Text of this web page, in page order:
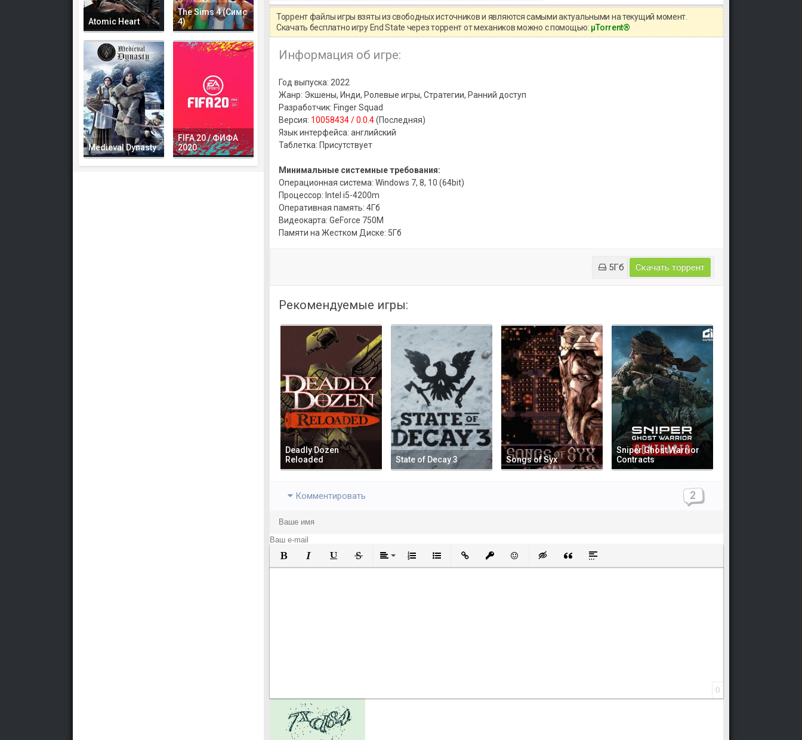
Торрент файлы игры взяты из свободных источников и являются самыми актуальными на текущий момент.
Скачать бесплатно игру End State через торрент от механиков можно с помощью: μTorrent®
Информация об игре:
Год выпуска: 2022
Жанр: Экшены, Инди, Ролевые игры, Стратегии, Ранний доступ
Разработчик: Finger Squad
Версия: 10058434 / 0.0.4(Последняя)
Язык интерфейса: английский
Таблетка: Присутствует
Минимальные системные требования:
Операционная система: Windows 7, 8, 10 (64bit)
Процессор: Intel i5-4200m
Оперативная память: 4Гб
Видеокарта: GeForce 750M
Памяти на Жестком Диске: 5Гб
5Гб Скачать торрент
Рекомендуемые игры:
Deadly Dozen
Reloaded
State of Decay 3 Songs of Syx
Sniper Ghost Warrior
Contracts
Комментировать 2
Полужирный
КурсивПодчеркнутый
ЗачеркнутыйВыравнивание
Нумерованный список
Маркированный список
Вставить ссылку
Вставить защищенную ссылку
Вставить смайлик
Вставка скрытого текста
Вставка цитаты
Вставка спойлера
0
Atomic Heart
The Sims 4 (Симс
4)
Medieval Dynasty
FIFA 20 / ФИФА
2020